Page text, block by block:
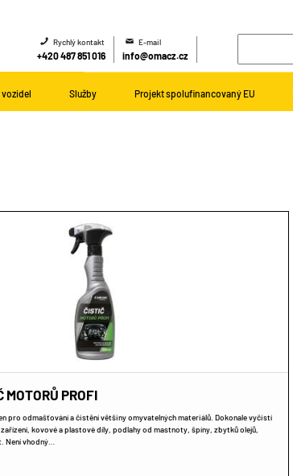
Rychlý kontakt
+420 487 851 016
E-mail
info@omacz.cz
Služby Projekt spolufinancovaný EU
MOTORŮ PROFI
pro odmašťování a čistění většiny omyvatelných materiálů. Dokonale vyčistí
kovové a plastové díly, podlahy od mastnoty, špíny, zbytků olejů,
Není vhodný…